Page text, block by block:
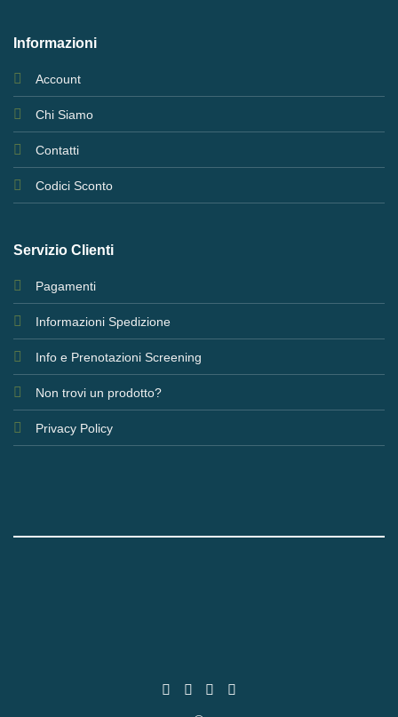
Informazioni
Account
Chi Siamo
Contatti
Codici Sconto
Servizio Clienti
Pagamenti
Informazioni Spedizione
Info e Prenotazioni Screening
Non trovi un prodotto?
Privacy Policy